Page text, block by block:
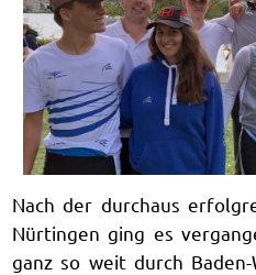
Nach der durchaus
Nürtingen ging es
ganz so weit durch